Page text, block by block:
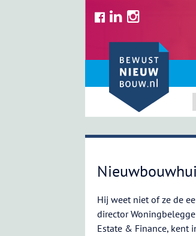
Hij weet niet of ze de
director
Estate & Finance, kent